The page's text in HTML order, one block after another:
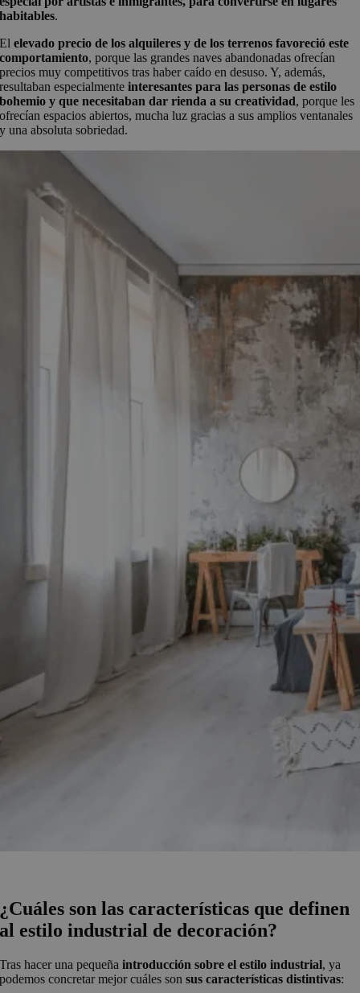
habitables.
Elelevado precio de los alquileres y de los terrenos favoreció este
comportamiento, porque las grandes naves abandonadas ofrecían
precios muy competitivos tras haber caído en desuso. Y, además,
resultaban especialmenteinteresantes para las personas de estilo
bohemio y que necesitaban dar rienda a su creatividad, porque les
ofrecían espacios abiertos, mucha luz gracias a sus amplios ventanales
y una absoluta sobriedad.
¿Cuáles son las características que definen
al estilo industrial de decoración?
Tras hacer una pequeñaintroducción sobre el estilo industrial, ya
podemos concretar mejor cuáles sonsus características distintivas: